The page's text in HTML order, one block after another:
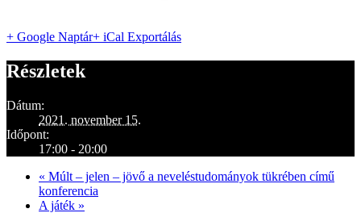
+ Google Naptár+ iCal Exportálás
Részletek
Dátum:
2021. november 15.
Időpont:
17:00 - 20:00
« Múlt – jelen – jövő a neveléstudományok tükrében című
konferencia
A játék »